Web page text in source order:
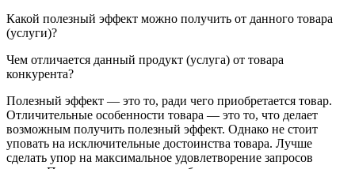
Какой полезный эффект можно получить от данного товара
(услуги)?
Чем отличается данный продукт (услуга) от товара
конкурента?
Полезный эффект — это то, ради чего приобретается товар.
Отличительные особенности товара — это то, что делает
возможным получить полезный эффект. Однако не стоит
уповать на исключительные достоинства товара. Лучше
сделать упор на максимальное удовлетворение запросов